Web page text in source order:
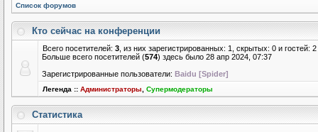
Список форумов
Кто сейчас на конференции
Всего посетителей: 3 , из них зарегистрированных: 1, скрытых: 0 и
Больше всего посетителей (574) здесь было 28 апр 2024, 07:37
Зарегистрированные пользователи: Baidu [Spider]
Легенда :: Администраторы Супермодераторы
Статистика